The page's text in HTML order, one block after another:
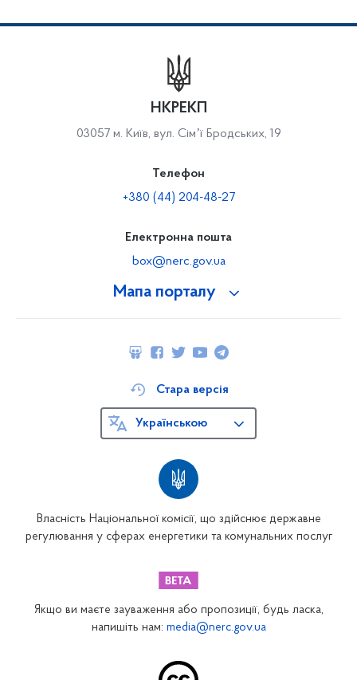
Мапа порталу
НКРЕКП
03057 м. Київ, вул. Сімʼї Бродських, 19
Телефон
+380 (44) 204-48-27
Електронна пошта
box@nerc.gov.ua
Власність Національної комісії, що здійснює державне
регулювання у сферах енергетики та комунальних послуг
Стара версія
Українською
Якщо ви маєте зауваження або пропозиції, будь ласка,
напишіть нам: media@nerc.gov.ua